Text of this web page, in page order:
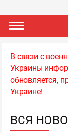
В связи с
Украины
обновляется,
Украине!
ВСЯ